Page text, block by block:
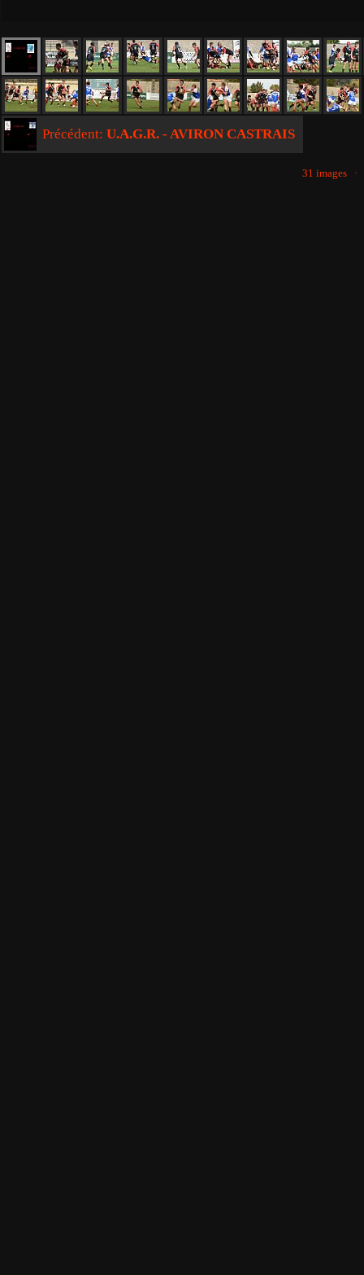
Précédent: U.A.G.R. - AVIRON CASTRAIS
31 images ·